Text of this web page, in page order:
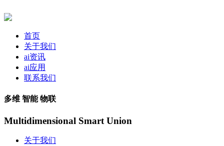
首页
关于我们
ai资讯
ai应用
联系我们
多维 智能 物联
Multidimensional Smart Union
关于我们